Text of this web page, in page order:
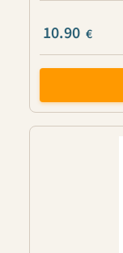
10.90 €